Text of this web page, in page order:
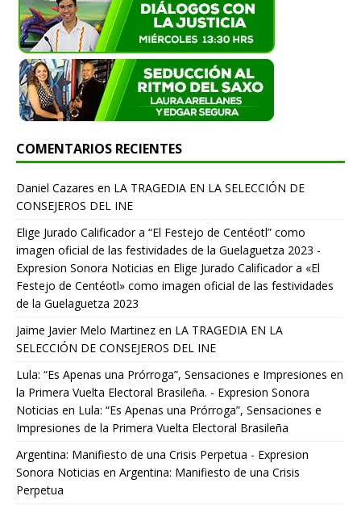
COMENTARIOS RECIENTES
Daniel Cazares en LA TRAGEDIA EN LA SELECCIÓN DE
CONSEJEROS DEL INE
Elige Jurado Calificador a “El Festejo de Centéotl” como
imagen oficial de las festividades de la Guelaguetza 2023 -
Expresion Sonora Noticias en Elige Jurado Calificador a «El
Festejo de Centéotl» como imagen oficial de las festividades
de la Guelaguetza 2023
Jaime Javier Melo Martinez en LA TRAGEDIA EN LA
SELECCIÓN DE CONSEJEROS DEL INE
Lula: “Es Apenas una Prórroga”, Sensaciones e Impresiones en
la Primera Vuelta Electoral Brasileña. - Expresion Sonora
Noticias en Lula: “Es Apenas una Prórroga”, Sensaciones e
Impresiones de la Primera Vuelta Electoral Brasileña
Argentina: Manifiesto de una Crisis Perpetua - Expresion
Sonora Noticias en Argentina: Manifiesto de una Crisis
Perpetua